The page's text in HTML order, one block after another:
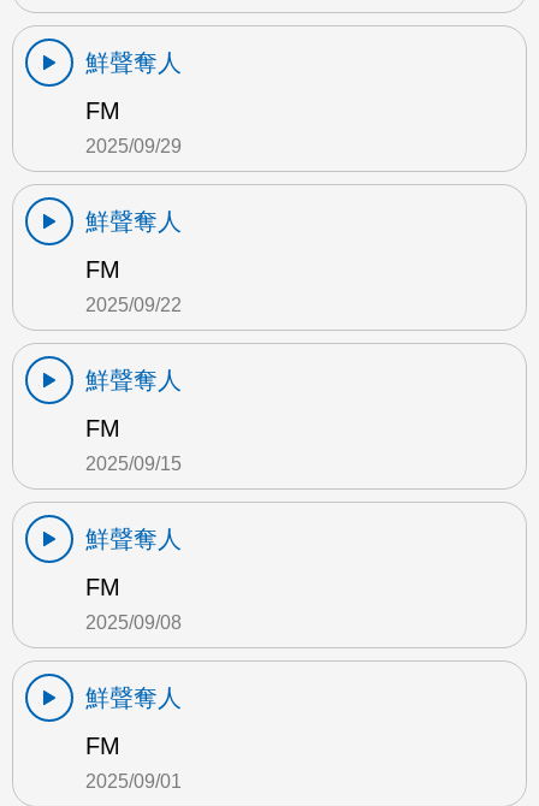
鮮聲奪人
FM
2025/09/29
鮮聲奪人
FM
2025/09/22
鮮聲奪人
FM
2025/09/15
鮮聲奪人
FM
2025/09/08
鮮聲奪人
FM
2025/09/01